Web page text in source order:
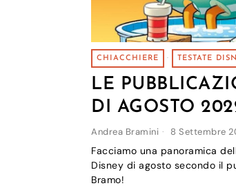
CHIACCHIERE · TESTATE
LE
DI AGOSTO
Andrea Bramini 8 Settembre
Facciamo una panoramica
Disney di agosto secondo il
Bramo!